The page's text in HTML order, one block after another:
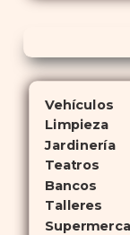
Vehículos
Limpieza
Jardinería
Teatros
Bancos
Talleres